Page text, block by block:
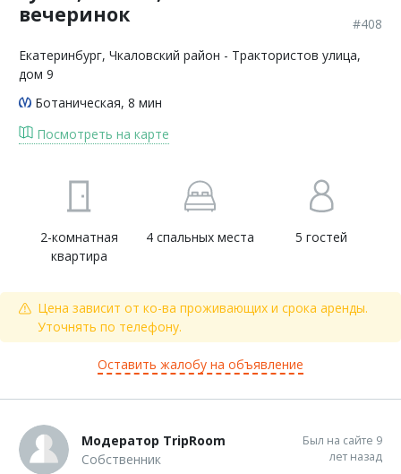
вечеринок
#408
Екатеринбург, Чкаловский район - Трактористов улица,
дом 9
Ботаническая, 8 мин
Посмотреть на карте
2-комнатная
квартира
4 спальных места 5 гостей
Цена зависит от ко-ва проживающих и срока аренды.
Уточнять по телефону.
Оставить жалобу на объявление
Модератор TripRoom
Собственник
Был на сайте 9
лет назад